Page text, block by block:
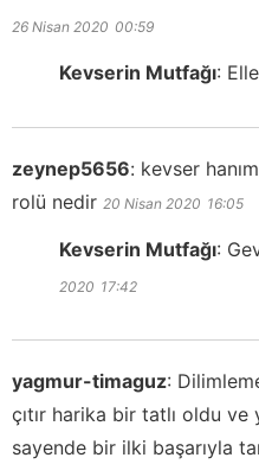
26 Nisan 2020 00:59
Kevserin Mutfağı:
zeynep5656: kevser
rolü nedir 20 Nisan 2020 16:05
Kevserin Mutfağı:
2020 17:42
yagmur-timaguz:
çıtır harika bir tatlı oldu
sayende bir ilki başarıyla